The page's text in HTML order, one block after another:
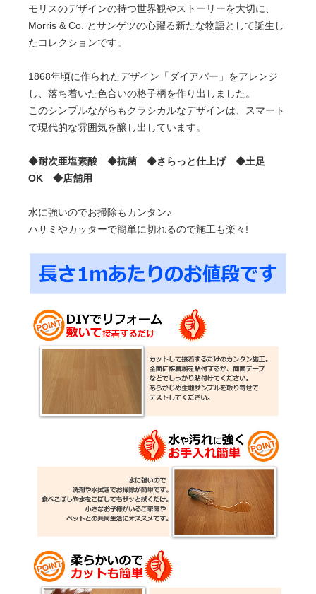
モリスのデザインの持つ世界観やストーリーを大切に、
Morris & Co. とサンゲツの心躍る新たな物語として誕生し
たコレクションです。
1868年頃に作られたデザイン「ダイアパー」をアレンジ
し、落ち着いた色合いの格子柄を作り出しました。
このシンプルながらもクラシカルなデザインは、スマート
で現代的な雰囲気を醸し出しています。
◆耐次亜塩素酸 ◆抗菌 ◆さらっと仕上げ ◆土足
OK ◆店舗用
水に強いのでお掃除もカンタン♪
ハサミやカッターで簡単に切れるので施工も楽々!